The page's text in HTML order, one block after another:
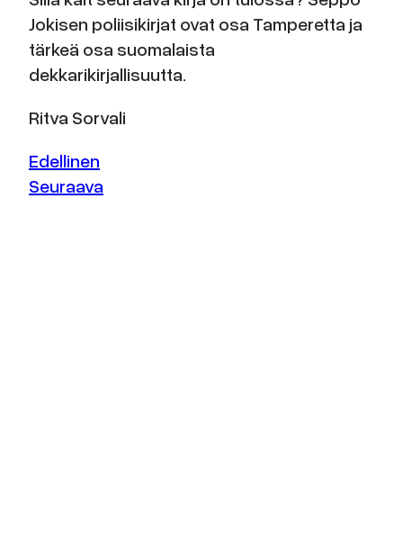
Jokisen poliisikirjat ovat osa Tamperetta ja
tärkeä osa suomalaista
dekkarikirjallisuutta.
Ritva Sorvali
Edellinen
Seuraava